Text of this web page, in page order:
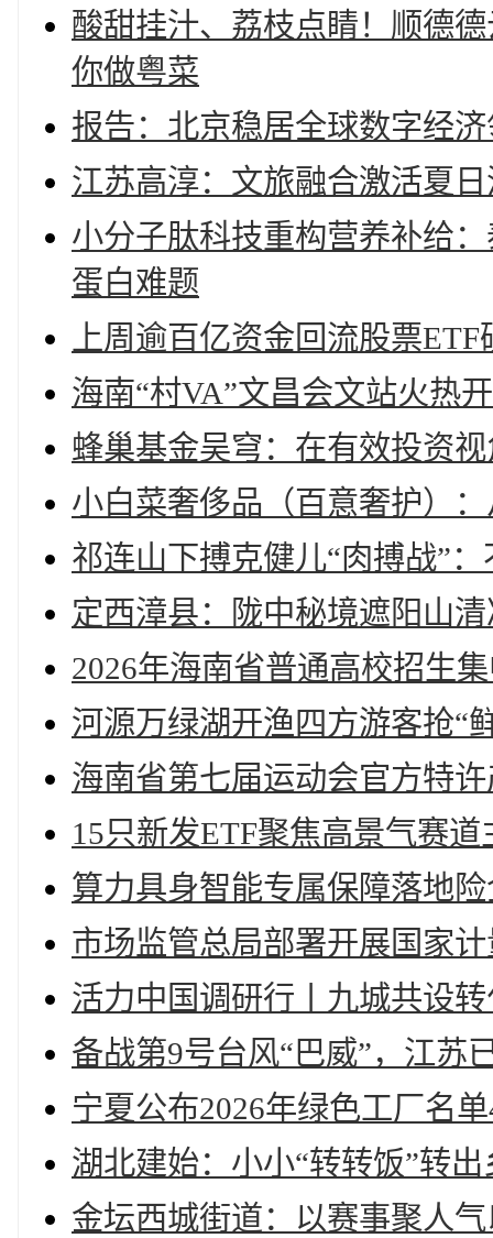
酸甜挂汁、荔枝点睛！顺德
你做粤菜
报告：北京稳居全球数字经
江苏高淳：文旅融合激活夏
小分子肽科技重构营养补给
蛋白难题
上周逾百亿资金回流股票
海南“村VA”文昌会文站火热
蜂巢基金吴穹：在有效投资
小白菜奢侈品（百意奢护）
祁连山下搏克健儿“肉搏战”
定西漳县：陇中秘境遮阳山
2026年海南省普通高校招生
河源万绿湖开渔四方游客抢“
海南省第七届运动会官方特
15只新发ETF聚焦高景气赛
算力具身智能专属保障落地
市场监管总局部署开展国家
活力中国调研行丨九城共设
备战第9号台风“巴威”，江苏
宁夏公布2026年绿色工厂名
湖北建始：小小“转转饭”转
金坛西城街道：以赛事聚人